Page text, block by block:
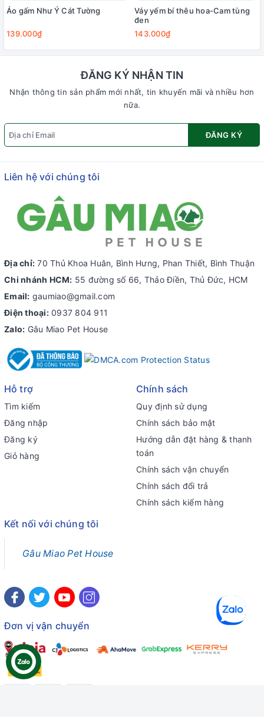
Áo gấm Như Ý Cát Tường
139.000₫
Váy yếm bí thêu hoa-Cam tùng
đen
143.000₫
ĐĂNG KÝ NHẬN TIN
Nhận thông tin sản phẩm mới nhất, tin khuyến mãi và nhiều hơn
nữa.
ĐĂNG KÝ
Liên hệ với chúng tôi
Địa chỉ: 70 Thủ Khoa Huân, Bình Hưng, Phan Thiết, Bình Thuận
Chi nhánh HCM: 55 đường số 66, Thảo Điền, Thủ Đức, HCM
Email: gaumiao@gmail.com
Điện thoại: 0937 804 911
Zalo: Gâu Miao Pet House
Hỗ trợ
Tìm kiếm
Đăng nhập
Đăng ký
Giỏ hàng
Chính sách
Quy định sử dụng
Chính sách bảo mật
Hướng dẫn đặt hàng & thanh
toán
Chính sách vận chuyển
Chính sách đổi trả
Chính sách kiểm hàng
Kết nối với chúng tôi
Gâu Miao Pet House
Đơn vị vận chuyển